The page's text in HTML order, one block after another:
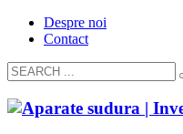
Despre noi
Contact